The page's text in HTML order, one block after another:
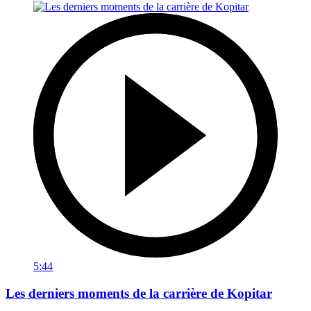
5:44
Les derniers moments de la carrière de Kopitar